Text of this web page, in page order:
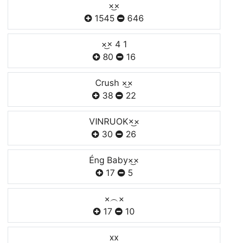
×͜×
1545
646
×͜× 4 1
80
16
Crush ×͜×
38
22
VINRUOK×͜×
30
26
Éng Baby×͜×
17
5
×︵×
17
10
xx